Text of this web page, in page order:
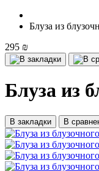
Блуза из
295 ₪
Блуза из
В закладки В